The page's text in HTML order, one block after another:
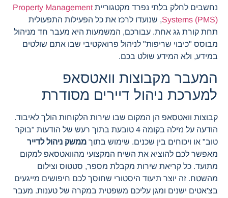
נחשבים לחלק בלתי נפרד מקטגוריית Property Management
Systems (PMS), שנועדו לרכז את כל הפעילות התפעולית
תחת קורת גג אחת. עבורכם, המשמעות היא מעבר חד מניהול
מבוסס "כיבוי שריפות" לניהול פרואקטיבי שבו אתם שולטים
במידע, ולא המידע שולט בכם.
המעבר מקבוצות וואטסאפ
למערכת ניהול דיירים מסודרת
קבוצות וואטסאפ הן המקום שבו שירות הלקוחות הולך לאיבוד.
הודעה על נזילה בקומה 4 טובעת בתוך רעש של הודעות "בוקר
טוב" או ויכוחים בין שכנים. שימוש בתוך ממשק ניהול לדייר
מאפשר לכם להוציא את השיח המקצועי מהוואטסאפ למקום
מתועד. כל קריאת שירות מקבלת מספר, סטטוס וצילום
מהשטח. זה יוצר תיעוד היסטורי שחוסך לכם חיפושים מייגעים
בצ'אטים ישנים ומגן עליכם משפטית במקרה של טענות. מעבר